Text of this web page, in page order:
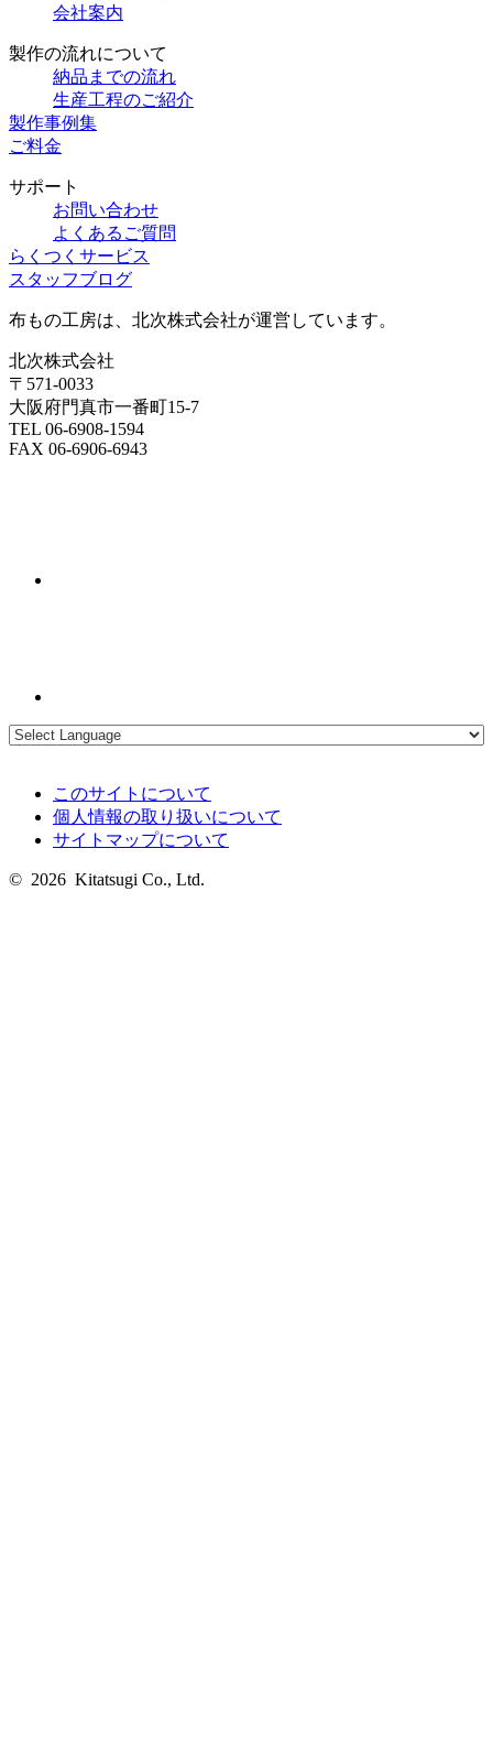
会社案内
製作の流れについて
納品までの流れ
生産工程のご紹介
製作事例集
ご料金
サポート
お問い合わせ
よくあるご質問
らくつくサービス
スタッフブログ
布もの工房は、北次株式会社が運営しています。
北次株式会社
〒571-0033
大阪府門真市一番町15-7
TEL 06-6908-1594
FAX 06-6906-6943
このサイトについて
個人情報の取り扱いについて
サイトマップについて
© 2026 Kitatsugi Co., Ltd.